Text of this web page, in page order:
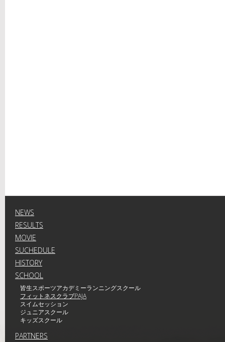
NEWS
RESULTS
MOVIE
SUCHEDULE
HISTORY
SCHOOL
皆生スポーツアカデミーランニングスクール
フィットネスクラブPAJA
スイムセッション
ジュニアスクール
キッズスクール
PARTNERS